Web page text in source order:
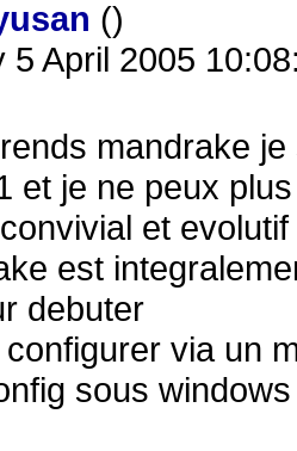
()
5 April 2005
mandrake
et je ne peux
et evolutif
est
debuter
via un
sous